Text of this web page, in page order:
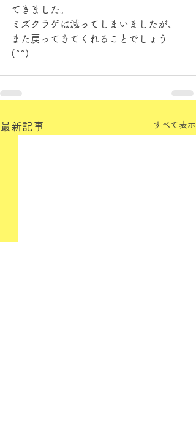
てきました。
ミズクラゲは減ってしまいましたが、
また戻ってきてくれることでしょう
(^^)
最新記事 すべて表示